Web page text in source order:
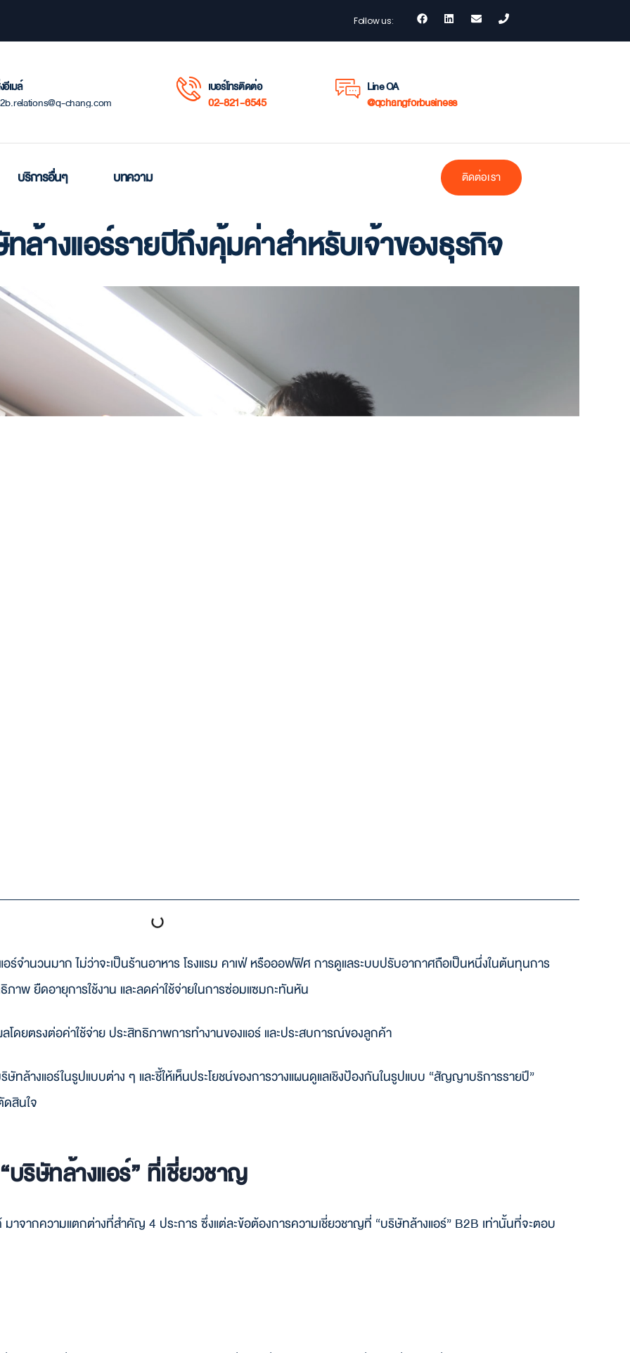
Follow us:
อีเมล์
chang.com
เบอร์โทรติดต่อ
02-821-6545
Line OA
@qchangforbusiness
บริการอื่นๆ บทความ ติดต่อเรา
ล้างแอร์รายปีถึงคุ้มค่าสำหรับเจ้าของธุรกิจ
จำนวนมาก ไม่ว่าจะเป็นร้านอาหาร โรงแรม คาเฟ่ หรือออฟฟิศ การดูแลระบบปรับอากาศถือเป็นหนึ่งในต้นทุนการ
ภาพ ยืดอายุการใช้งาน และลดค่าใช้จ่ายในการซ่อมแซมกะทันหัน
โดยตรงต่อค่าใช้จ่าย ประสิทธิภาพการทำงานของแอร์ และประสบการณ์ของลูกค้า
ษัทล้างแอร์ในรูปแบบต่าง ๆ และชี้ให้เห็นประโยชน์ของการวางแผนดูแลเชิงป้องกันในรูปแบบ “สัญญาบริการรายปี”
สินใจ
บริษัทล้างแอร์” ที่เชี่ยวชาญ
าจากความแตกต่างที่สำคัญ 4 ประการ ซึ่งแต่ละข้อต้องการความเชี่ยวชาญที่ “บริษัทล้างแอร์” B2B เท่านั้นที่จะตอบ